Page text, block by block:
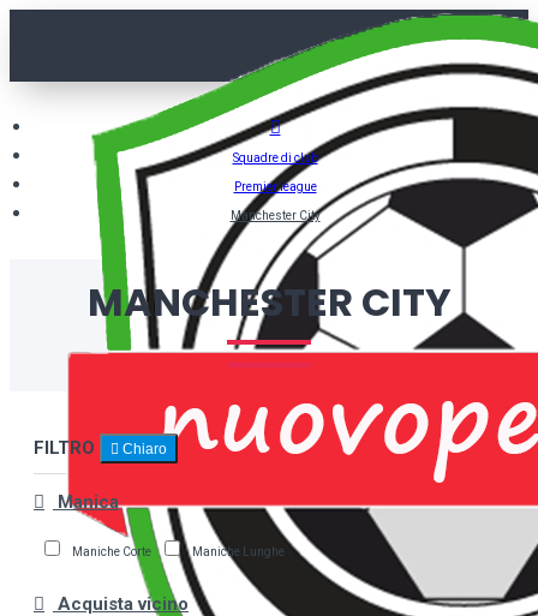
Squadre di club
Premier league
Manchester City
MANCHESTER CITY
FILTRO Chiaro
Manica
Maniche Corte Maniche Lunghe
Acquista vicino